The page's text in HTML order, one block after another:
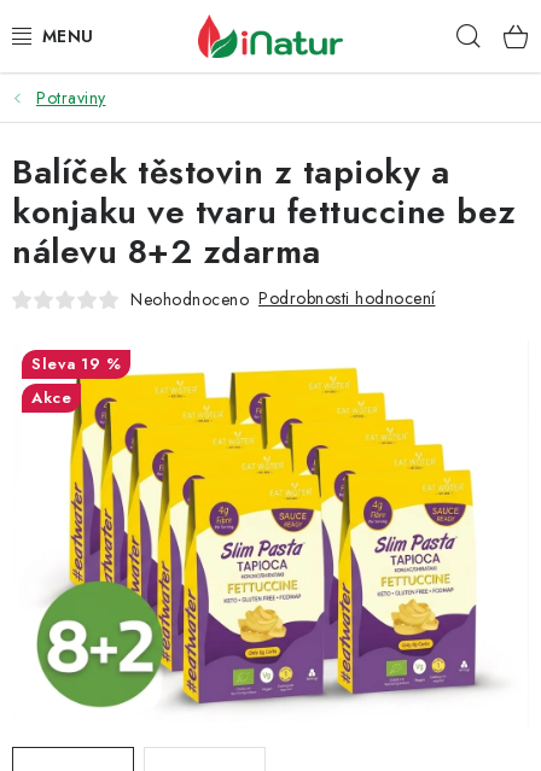
na
POTRAVINY
OŘECHY A SUŠENÉ PLODY
SNACKY
NÁPOJE
EKO DROGERIE A KOSMETIKA
VITAMÍNY
DOPRAVA A PLATBA
VELKOOBCHOD
KONTAKTY
ZNAČKY
Potraviny
Balíček těstovin z tapioky a
konjaku ve tvaru fettuccine bez
nálevu 8+2 zdarma
Neohodnoceno Podrobnosti hodnocení
19 %
Akce